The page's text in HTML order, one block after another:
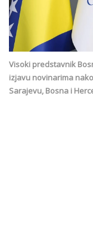
Visoki predstavnik
izjavu novinarima
Sarajevu, Bosna i